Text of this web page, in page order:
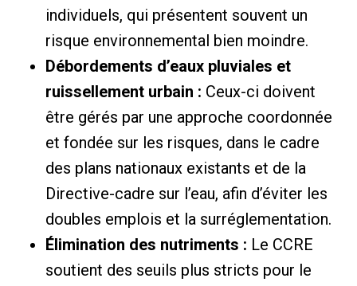
individuels, qui présentent souvent un
risque environnemental bien moindre.
Débordements d’eaux pluviales et
ruissellement urbain : Ceux-ci doivent
être gérés par une approche coordonnée
et fondée sur les risques, dans le cadre
des plans nationaux existants et de la
Directive-cadre sur l’eau, afin d’éviter les
doubles emplois et la surréglementation.
Élimination des nutriments : Le CCRE
soutient des seuils plus stricts pour le